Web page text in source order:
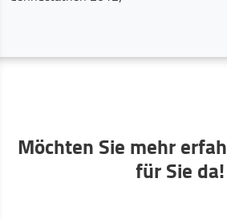
Möchten Sie mehr
für Sie da!